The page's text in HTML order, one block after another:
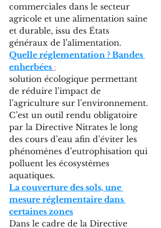
commerciales dans le secteur
agricole et une alimentation saine
et durable, issu des États
généraux de l’alimentation.
Quelle réglementation ? Bandes
enherbées :
solution écologique permettant
de réduire l’impact de
l’agriculture sur l’environnement.
C’est un outil rendu obligatoire
par la Directive Nitrates le long
des cours d’eau afin d’éviter les
phénomènes d’eutrophisation qui
polluent les écosystèmes
aquatiques.
La couverture des sols, une
mesure réglementaire dans
certaines zones
Dans le cadre de la Directive